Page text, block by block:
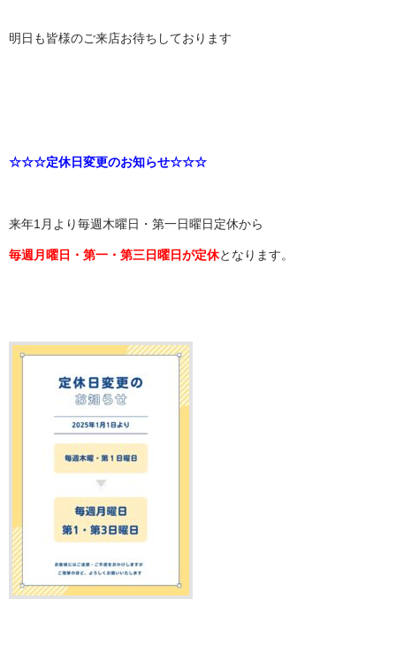
明日も皆様のご来店お待ちしております
☆☆☆定休日変更のお知らせ☆☆☆
来年1月より毎週木曜日・第一日曜日定休から
毎週月曜日・第一・第三日曜日が定休となります。